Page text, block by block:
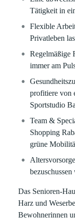
Tätigkeit in
Flexible
Privatleben
Regelmäßige
immer am
profitiere von
Sportstudio
Team &
Shopping
grüne
Das Senioren-
Harz und
Bewohnerinnen